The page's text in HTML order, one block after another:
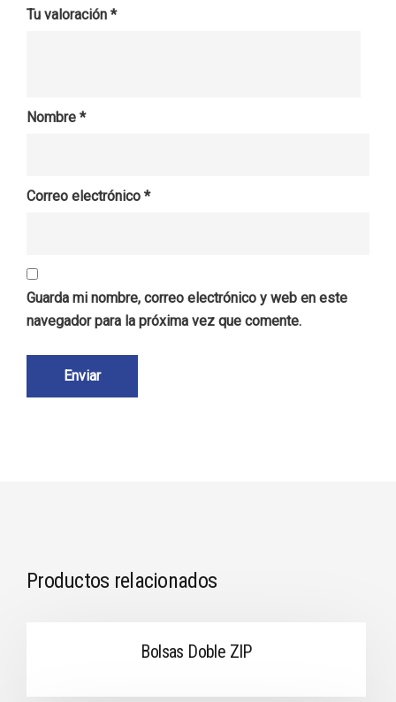
Tu valoración *
Nombre *
Correo electrónico *
Guarda mi nombre, correo electrónico y web en este
navegador para la próxima vez que comente.
Productos relacionados
Bolsas Doble ZIP